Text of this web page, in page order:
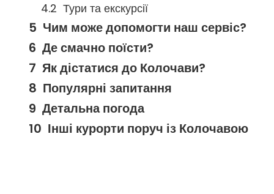
Тури та екскурсії
Чим може допомогти наш сервіс?
Де смачно поїсти?
Як дістатися до Колочави?
Популярні запитання
Детальна погода
Інші курорти поруч із Колочавою